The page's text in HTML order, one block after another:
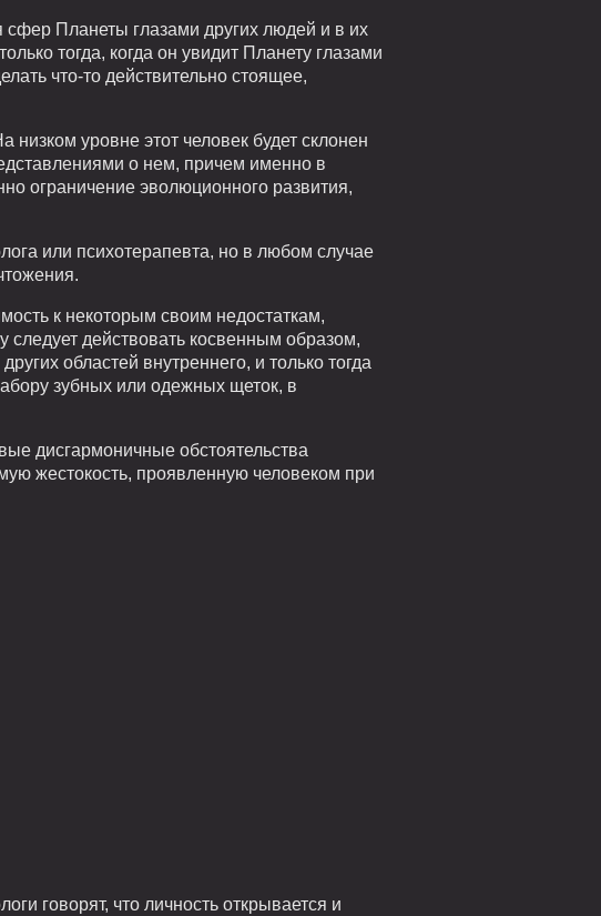
сфер Планеты глазами других людей и в их
тогда, когда он увидит Планету глазами
что-то действительно стоящее,
уровне этот человек будет склонен
о нем, причем именно в
ограничение эволюционного развития,
или психотерапевта, но в любом случае
к некоторым своим недостаткам,
действовать косвенным образом,
областей внутреннего, и только тогда
зубных или одежных щеток, в
дисгармоничные обстоятельства
жестокость, проявленную человеком при
говорят, что личность открывается и